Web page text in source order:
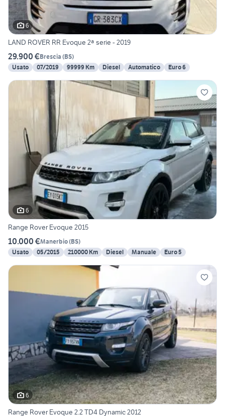
6
LAND ROVER RR Evoque 2ª serie - 2019
29.900 €Brescia (BS)
Usato
07/2019 99999 Km Diesel Automatico Euro 6
6
Range Rover Evoque 2015
10.000 €Manerbio(BS)
Usato
05/2015 210000 Km Diesel Manuale Euro 5
6
Range Rover Evoque 2.2 TD4 Dynamic 2012